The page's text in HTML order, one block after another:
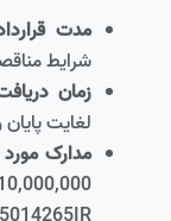
مدت
شرایط
زمان
لغایت پایان وقت
مدارک